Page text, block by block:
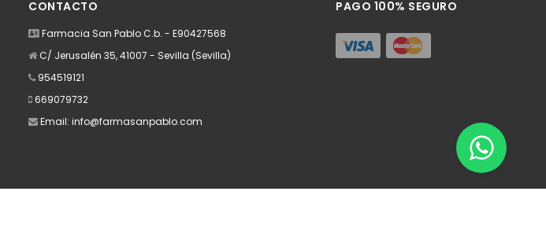
CONTACTO
Farmacia San Pablo C.b. - E90427568
C/ Jerusalén 35, 41007 - Sevilla (Sevilla)
954519121
669079732
Email: info@farmasanpablo.com
PAGO 100% SEGURO